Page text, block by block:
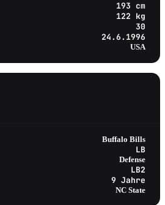
193 cm
122 kg
30
24.6.1996
USA
Buffalo Bills
LB
Defense
LB2
9 Jahre
NC State